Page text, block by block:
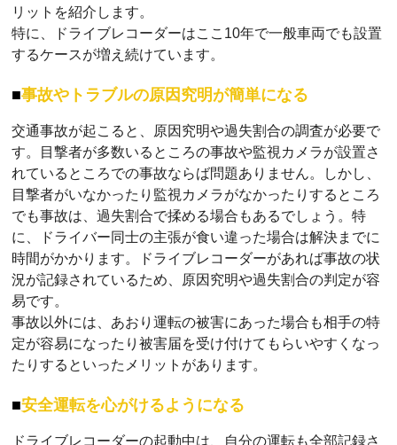
リットを紹介します。
特に、ドライブレコーダーはここ10年で一般車両でも設置
するケースが増え続けています。
事故やトラブルの原因究明が簡単になる
交通事故が起こると、原因究明や過失割合の調査が必要で
す。目撃者が多数いるところの事故や監視カメラが設置さ
れているところでの事故ならば問題ありません。しかし、
目撃者がいなかったり監視カメラがなかったりするところ
でも事故は、過失割合で揉める場合もあるでしょう。特
に、ドライバー同士の主張が食い違った場合は解決までに
時間がかかります。ドライブレコーダーがあれば事故の状
況が記録されているため、原因究明や過失割合の判定が容
易です。
事故以外には、あおり運転の被害にあった場合も相手の特
定が容易になったり被害届を受け付けてもらいやすくなっ
たりするといったメリットがあります。
安全運転を心がけるようになる
ドライブレコーダーの起動中は、自分の運転も全部記録さ